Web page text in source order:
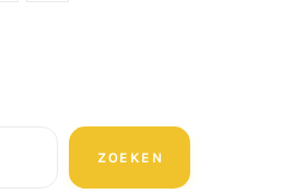
ZOEKEN